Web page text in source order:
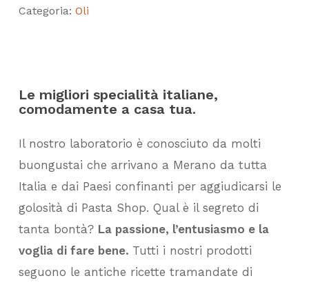
Categoria: Oli
Le migliori specialità italiane,
comodamente a casa tua.
Il nostro laboratorio è conosciuto da molti
buongustai che arrivano a Merano da tutta
Italia e dai Paesi confinanti per aggiudicarsi le
golosità di Pasta Shop. Qual è il segreto di
tanta bontà? La passione, l’entusiasmo e la
voglia di fare bene. Tutti i nostri prodotti
seguono le antiche ricette tramandate di